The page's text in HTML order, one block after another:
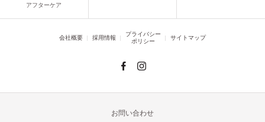
アフターケア
会社概要 採用情報
プライバシー
ポリシー
サイトマップ
お問い合わせ